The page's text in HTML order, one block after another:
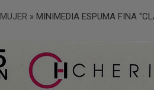
MUJER » MINIMEDIA ESPUMA FINA